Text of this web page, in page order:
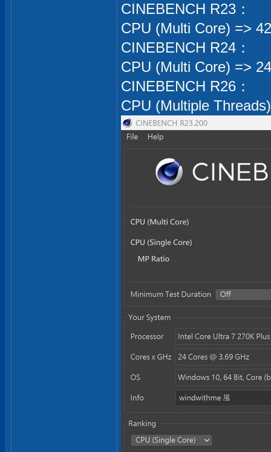
CINEBENCH R23：
CPU (Multi Core) =>
CINEBENCH R24：
CPU (Multi Core) =>
CINEBENCH R26：
CPU (Multiple